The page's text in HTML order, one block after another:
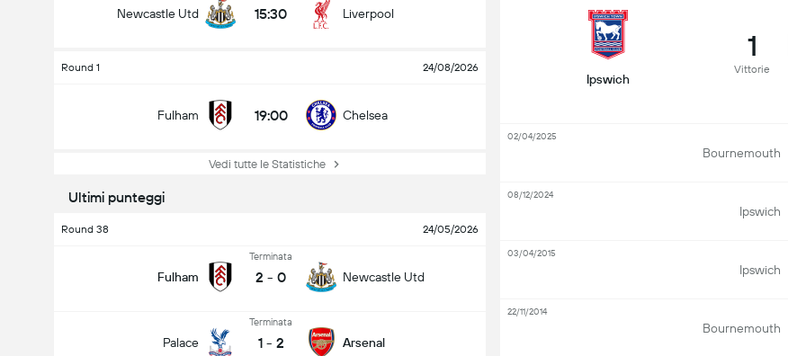
Newcastle Utd 15:30 Liverpool
Round 1 24/08/2026
Fulham 19:00 Chelsea
Vedi tutte le Statistiche
Ultimi punteggi
Round 38 24/05/2026
Fulham
Terminata
2 - 0 Newcastle Utd
Palace
Terminata
1 - 2 Arsenal
Ipswich
1
Vittorie
Bournemouth
02/04/2025
Ipswich
08/12/2024
Ipswich
03/04/2015
Bournemouth
22/11/2014